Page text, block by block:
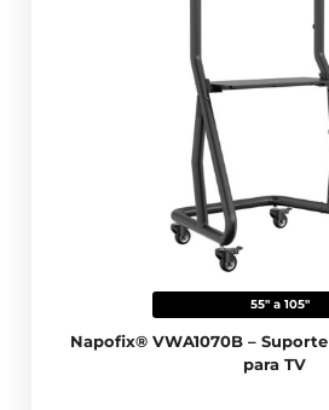
55" a 105"
Napofix® VWA1070B –
para TV